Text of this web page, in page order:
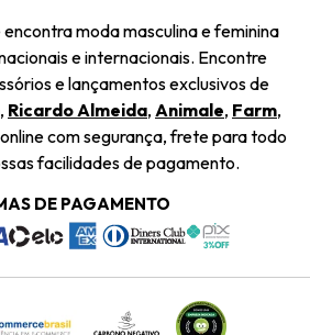
moda masculina e feminina
e internacionais. Encontre
e lançamentos exclusivos de
, Ricardo Almeida, Animale, Farm,
com segurança, frete para todo
facilidades de pagamento.
DE PAGAMENTO